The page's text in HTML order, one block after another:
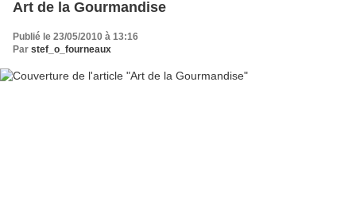
Art de la Gourmandise
Publié le 23/05/2010 à 13:16
Par stef_o_fourneaux